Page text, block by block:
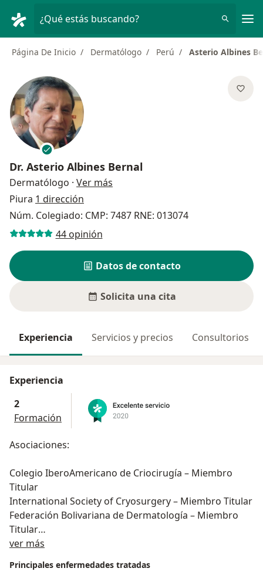
¿Qué estás buscando?
Página De Inicio Dermatólogo Perú Asterio Albines
Dr. Asterio Albines Bernal
Dermatólogo · Ver más
Piura 1 dirección
Núm. Colegiado: CMP: 7487 RNE: 013074
44 opinión
Datos de contacto
Solicita una cita
Experiencia Servicios y precios Consultorios
Experiencia
2
Formación
Asociaciones:
Colegio IberoAmericano de Criocirugía – Miembro
Titular
International Society of Cryosurgery – Miembro Titular
Federación Bolivariana de Dermatología – Miembro
Titular
Círculo Dermatológico del Perú – Miembro Titular
ver más
Principales enfermedades tratadas